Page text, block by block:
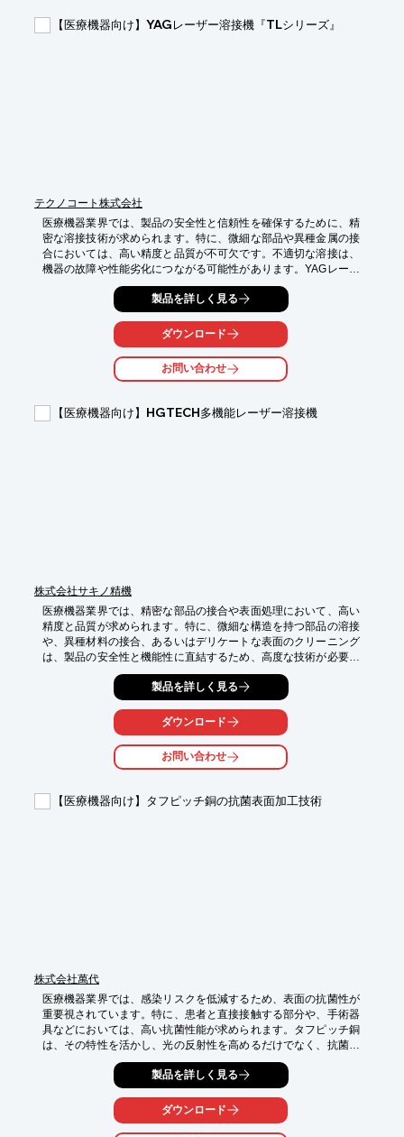
ります。設備投資の負担を抑えながら、生産性向上につながる溶
接設備を検討したい企業様に適しています。
【医療機器向け】YAGレーザー溶接機『TLシリーズ』
テクノコート株式会社
医療機器業界では、製品の安全性と信頼性を確保するために、精
密な溶接技術が求められます。特に、微細な部品や異種金属の接
合においては、高い精度と品質が不可欠です。不適切な溶接は、
機器の故障や性能劣化につながる可能性があります。YAGレーザ
ー溶接機『TLシリーズ』は、短時間のトレーニングでどなたでも
精密・高品質な肉盛・溶接が可能です。歪み、二番ヒケ、ピンホ
ール等の無い仕上がりを実現します。
【活用シーン】
・精密な医療機器部品の肉盛・溶接
・異種金属接合
【導入の効果】
製品を詳しく見る
ダウンロード
お問い合わせ
【医療機器向け】HGTECH多機能レーザー溶接機
株式会社サキノ精機
医療機器業界では、精密な部品の接合や表面処理において、高い
精度と品質が求められます。特に、微細な構造を持つ部品の溶接
や、異種材料の接合、あるいはデリケートな表面のクリーニング
は、製品の安全性と機能性に直結するため、高度な技術が必要で
す。従来の加工方法では、熱影響や歪みが課題となる場合があり
ました。HGTECH多機能レーザー溶接機は、高出力かつ低歪みな
溶接を実現し、微細加工にも対応可能な仕様・設定が可能です。
これにより、医療機器製造における精密な要求に応え、品質向上
と生産効率の改善に貢献します。
【活用シーン】
・カテーテルや内視鏡部品の精密接合
・医療機器筐体の表面処理・洗浄
製品を詳しく見る
ダウンロード
お問い合わせ
【医療機器向け】タフピッチ銅の抗菌表面加工技術
株式会社萬代
医療機器業界では、感染リスクを低減するため、表面の抗菌性が
重要視されています。特に、患者と直接接触する部分や、手術器
具などにおいては、高い抗菌性能が求められます。タフピッチ銅
は、その特性を活かし、光の反射性を高めるだけでなく、抗菌性
を付与することで、医療機器の品質向上に貢献します。当社で
は、タフピッチ銅の微細加工技術を駆使し、Ra0.1の面粗度を実
現。抗菌性を高め、医療現場の安全性をサポートします。
【活用シーン】
製品を詳しく見る
ダウンロード